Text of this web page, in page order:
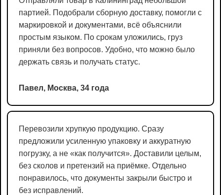
партией. Подобрали сборную доставку, помогли с
маркировкой и документами, всё объяснили
простым языком. По срокам уложились, груз
приняли без вопросов. Удобно, что можно было
держать связь и получать статус.
Павел, Москва, 34 года
Перевозили хрупкую продукцию. Сразу
предложили усиленную упаковку и аккуратную
погрузку, а не «как получится». Доставили целым,
без сколов и претензий на приёмке. Отдельно
понравилось, что документы закрыли быстро и
без исправлений.